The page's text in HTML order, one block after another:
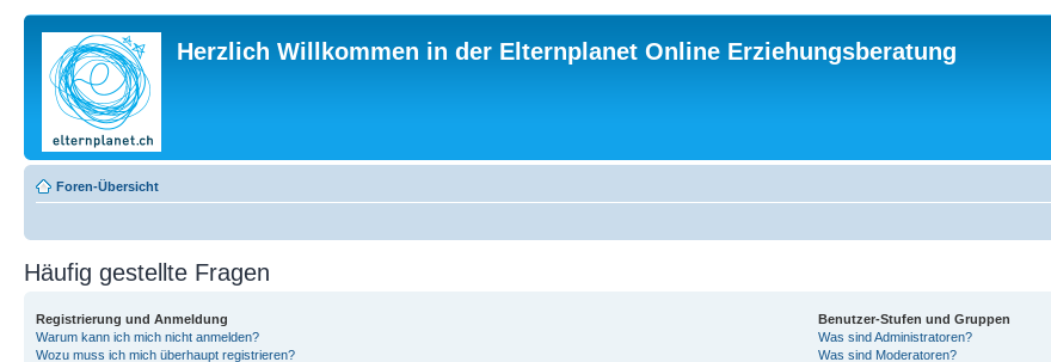
Herzlich Willkommen in der Elternplanet Online Erziehungsberatung
Foren-Übersicht
Häufig gestellte Fragen
Registrierung und Anmeldung
Warum kann ich mich nicht anmelden?
Wozu muss ich mich überhaupt registrieren?
Benutzer-Stufen und Gruppen
Was sind Administratoren?
Was sind Moderatoren?